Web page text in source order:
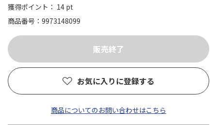
獲得ポイント： 14 pt
商品番号
9973148099
お気に入りに登録する
商品についてのお問い合わせはこちら